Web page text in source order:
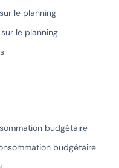
le planning
le planning
budgétaire
budgétaire